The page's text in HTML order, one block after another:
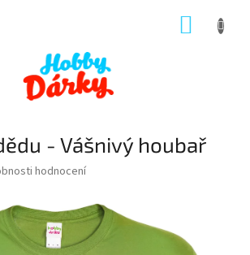
- Vášnivý houbař
hodnocení